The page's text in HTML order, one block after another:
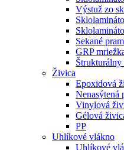
Výstuž zo
Sekané
GRP
Živica
Epoxidová
Nenasýtená
Vinylová
Gélová
PP
Uhlíkové vlákno
Uhlíkové